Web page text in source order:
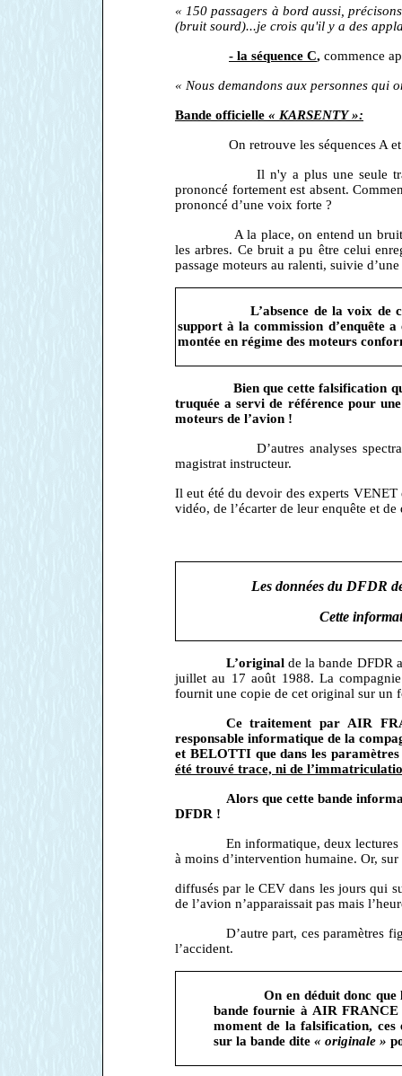
« 150 passagers à bord aussi,
(bruit sourd)...je crois qu'il y a des
- la séquence C, commence
« Nous demandons aux personnes qui
Bande officielle « KARSENTY »:
On retrouve les séquences A
Il n'y a plus une seule trace du
prononcé fortement est absent.
prononcé d’une voix forte ?
A la place, on entend un bruit de
les arbres. Ce bruit a pu être celui
passage moteurs au ralenti, suivie
L’absence de la voix de ce
support à la commission d’enquête
montée en régime des moteurs
Bien que cette falsification qui ait
truquée a servi de référence pour
moteurs de l’avion !
D’autres analyses spectrales
magistrat instructeur.
Il eut été du devoir des experts
vidéo, de l’écarter de leur enquête et
Les données du DFDR
Cette
L’originalde la bande DFDR
juillet au 17 août 1988. La
fournit une copie de cet original sur un
Ce traitement par AIR
responsable informatique de la
et BELOTTI que dans les
été trouvé trace, ni de
Alors que cette bande
DFDR !
En informatique, deux
à moins d’intervention humaine. Or,
diffusés par le CEV dans les jours qui
de l’avion n’apparaissait pas mais
D’autre part, ces paramètres
l’accident.
On en déduit donc
bande fournie à AIR FRANCE
moment de la falsification,
sur la bande dite« originale »